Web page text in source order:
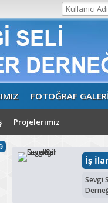
FOTOĞRAF
Projelerimiz
İş
Sevgi